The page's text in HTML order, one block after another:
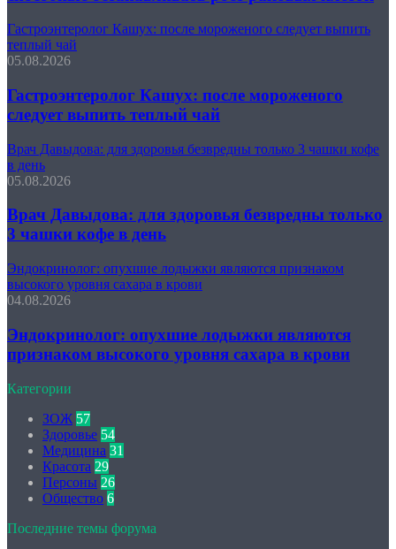
Гастроэнтеролог Кашух: после мороженого следует выпить
теплый чай
05.08.2026
Гастроэнтеролог Кашух: после мороженого
следует выпить теплый чай
Врач Давыдова: для здоровья безвредны только 3 чашки кофе
в день
05.08.2026
Врач Давыдова: для здоровья безвредны только
3 чашки кофе в день
Эндокринолог: опухшие лодыжки являются признаком
высокого уровня сахара в крови
04.08.2026
Эндокринолог: опухшие лодыжки являются
признаком высокого уровня сахара в крови
Категории
ЗОЖ 57
Здоровье 54
Медицина 31
Красота 29
Персоны 26
Общество 6
Последние темы форума